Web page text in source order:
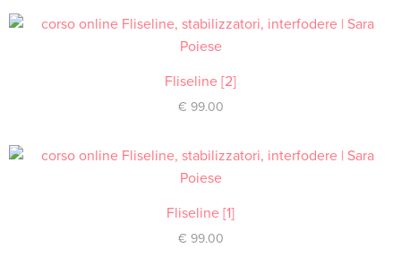
ACQUISTA
Fliseline [2]
€ 99.00
ACQUISTA
Fliseline [1]
€ 99.00